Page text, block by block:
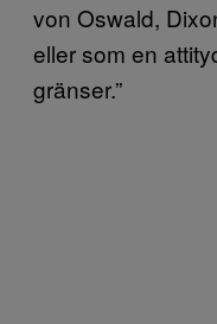
von Oswald,
eller som en
gränser.”